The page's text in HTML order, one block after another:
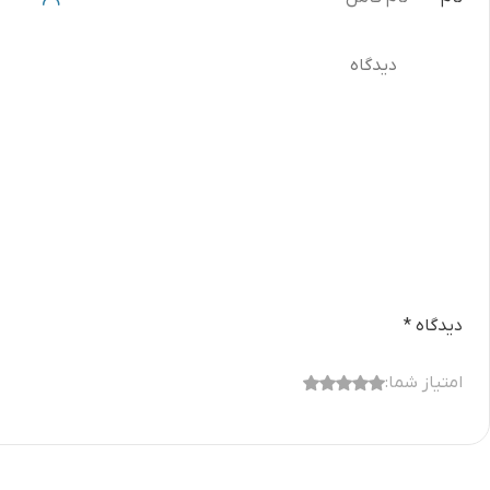
دیدگاه *
امتیاز شما: